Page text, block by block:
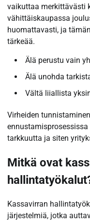
vaikuttaa merkittävästi
vähittäiskaupassa
huomattavasti, ja
tärkeää.
Älä perustu vain
Älä unohda
Vältä liiallista
Virheiden
tarkkuutta ja siten
Mitkä ovat
Kassavirran
järjestelmiä, jotka